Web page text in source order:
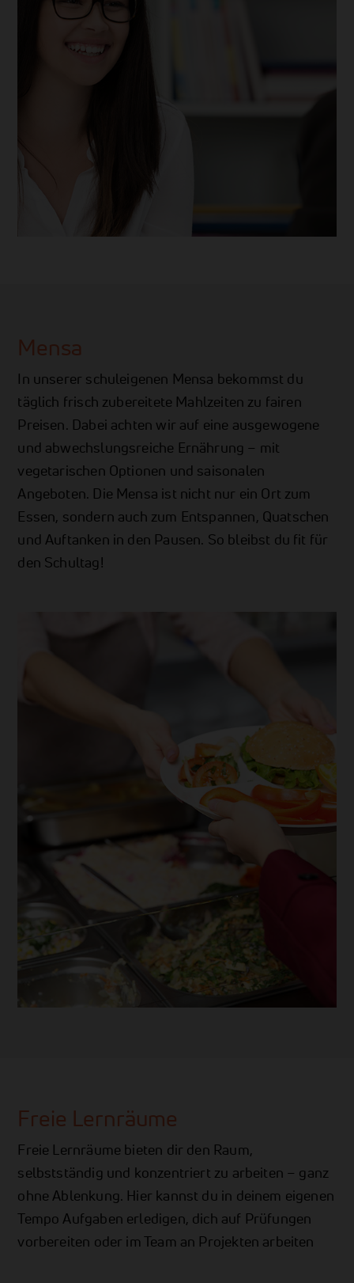
Mensa
In unserer schuleigenen Mensa bekommst du
täglich frisch zubereitete Mahlzeiten zu fairen
Preisen. Dabei achten wir auf eine ausgewogene
und abwechslungsreiche Ernährung – mit
vegetarischen Optionen und saisonalen
Angeboten. Die Mensa ist nicht nur ein Ort zum
Essen, sondern auch zum Entspannen, Quatschen
und Auftanken in den Pausen. So bleibst du fit für
den Schultag!
Freie Lernräume
Freie Lernräume bieten dir den Raum,
selbstständig und konzentriert zu arbeiten – ganz
ohne Ablenkung. Hier kannst du in deinem eigenen
Tempo Aufgaben erledigen, dich auf Prüfungen
vorbereiten oder im Team an Projekten arbeiten